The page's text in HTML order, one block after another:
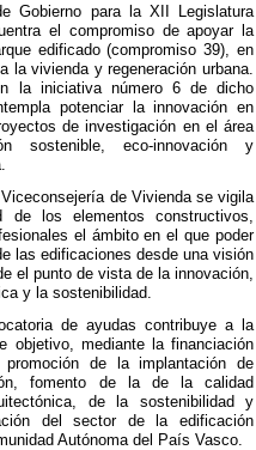
Gobierno para la XII Legislatura
el compromiso de apoyar la
edificado (compromiso 39), en
la vivienda y regeneración urbana.
la iniciativa número 6 de dicho
potenciar la innovación en
de investigación en el área
sostenible, eco-innovación y
de Vivienda se vigila
los elementos constructivos,
el ámbito en el que poder
las edificaciones desde una visión
el punto de vista de la innovación,
y la sostenibilidad.
de ayudas contribuye a la
objetivo, mediante la financiación
de la implantación de
fomento de la de la calidad
de la sostenibilidad y
del sector de la edificación
Autónoma del País Vasco.